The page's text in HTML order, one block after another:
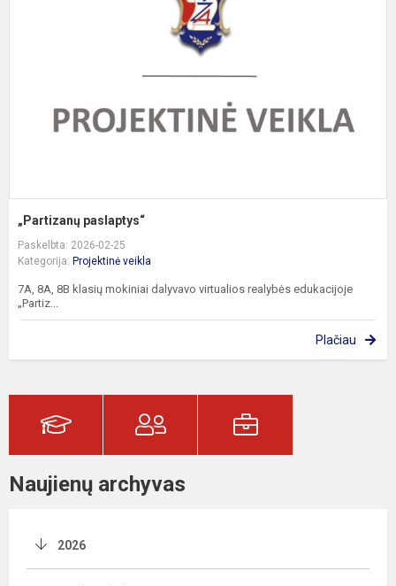
„Partizanų paslaptys“
Paskelbta: 2026-02-25
Kategorija: Projektinė veikla
7A, 8A, 8B klasių mokiniai dalyvavo virtualios realybės edukacijoje
„Partiz...
Plačiau
Naujienų archyvas
2026